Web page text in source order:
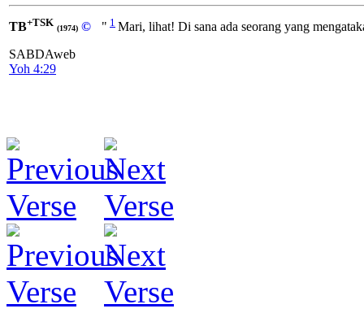
TB+TSK (1974) ©
SABDAweb
Yoh 4:29
" 1 Mari, lihat! Di sana ada seorang yang